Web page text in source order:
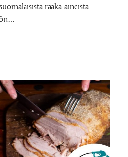
raaka-aineista.